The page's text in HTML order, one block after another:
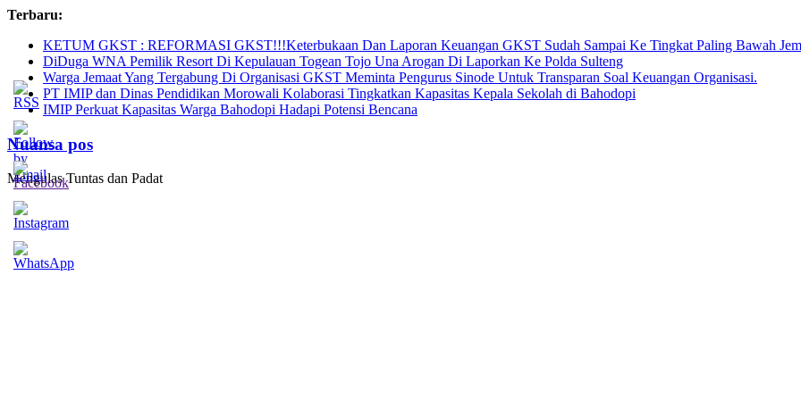
Skip
content
Terbaru:
KETUM GKST : REFORMASI GKST!!!Keterbukaan Dan Laporan Keuangan GKST Sudah Sampai Ke Tingkat Paling Bawah
DiDuga WNA Pemilik Resort Di Kepulauan Togean Tojo Una Arogan Di Laporkan Ke Polda Sulteng
Warga Jemaat Yang Tergabung Di Organisasi GKST Meminta Pengurus Sinode Untuk Transparan Soal Keuangan Organisasi.
PT IMIP dan Dinas Pendidikan Morowali Kolaborasi Tingkatkan Kapasitas Kepala Sekolah di Bahodopi
IMIP Perkuat Kapasitas Warga Bahodopi Hadapi Potensi Bencana
Nuansa pos
Mengulas Tuntas dan Padat